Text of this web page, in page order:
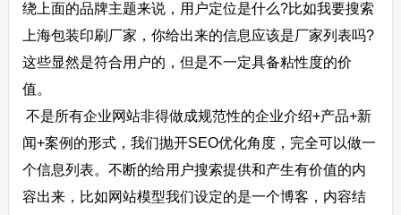
绕上面的品牌主题来说，用户定位是什么?比如我要搜索
上海包装印刷厂家，你给出来的信息应该是厂家列表吗?
这些显然是符合用户的，但是不一定具备粘性度的价
值。
不是所有企业网站非得做成规范性的企业介绍+产品+新
闻+案例的形式，我们抛开SEO优化角度，完全可以做一
个信息列表。不断的给用户搜索提供和产生有价值的内
容出来，比如网站模型我们设定的是一个博客，内容结